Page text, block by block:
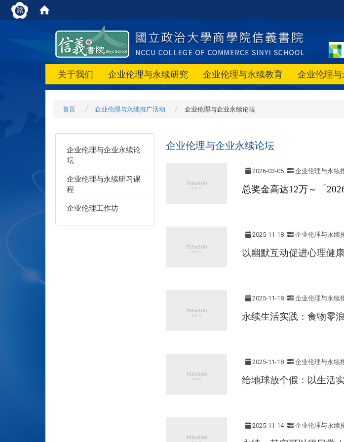
关于我们 企业伦理与永续研究 企业伦理与永续教育 企业伦理
首页 企业伦理与永续推广活动 企业伦理与企业永续论坛
企业伦理与企业永续论
坛
企业伦理与永续研习课
程
企业伦理工作坊
企业伦理与企业永续论坛
2026-03-05 企业伦理与永续
总奖金高达12万～「
2025-11-18 企业伦理与永续
以幽默互动促进心理健
2025-11-18 企业伦理与永续
永续生活实践：食物零
2025-11-18 企业伦理与永续
给地球放个假：以生活
2025-11-14 企业伦理与永续